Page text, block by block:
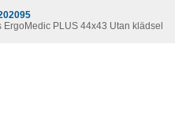
ErgoMedic PLUS 44x43 Utan klädsel